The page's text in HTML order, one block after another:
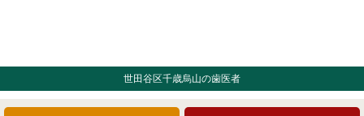
世田谷区千歳烏山の歯医者